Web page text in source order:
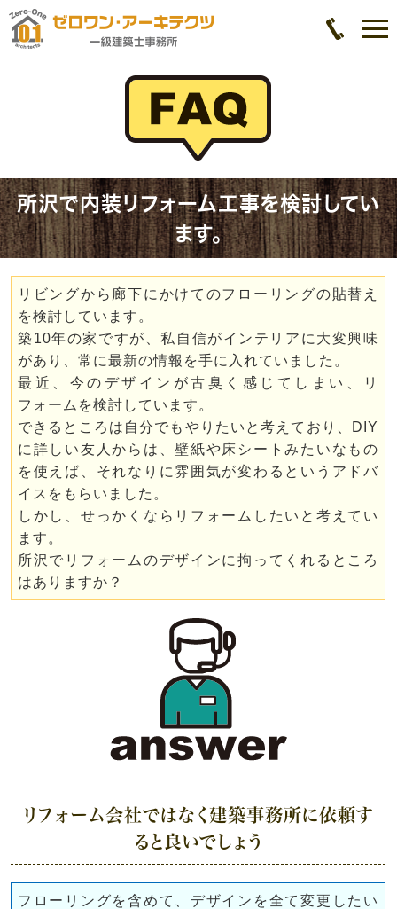
所沢で内装リフォーム工事を検討してい
ます。
リビングから廊下にかけてのフローリングの貼替え
を検討しています。
築10年の家ですが、私自信がインテリアに大変興味
があり、常に最新の情報を手に入れていました。
最近、今のデザインが古臭く感じてしまい、リ
フォームを検討しています。
できるところは自分でもやりたいと考えており、DIY
に詳しい友人からは、壁紙や床シートみたいなもの
を使えば、それなりに雰囲気が変わるというアドバ
イスをもらいました。
しかし、せっかくならリフォームしたいと考えてい
ます。
所沢でリフォームのデザインに拘ってくれるところ
はありますか？
リフォーム会社ではなく建築事務所に依頼す
ると良いでしょう
フローリングを含めて、デザインを全て変更したい